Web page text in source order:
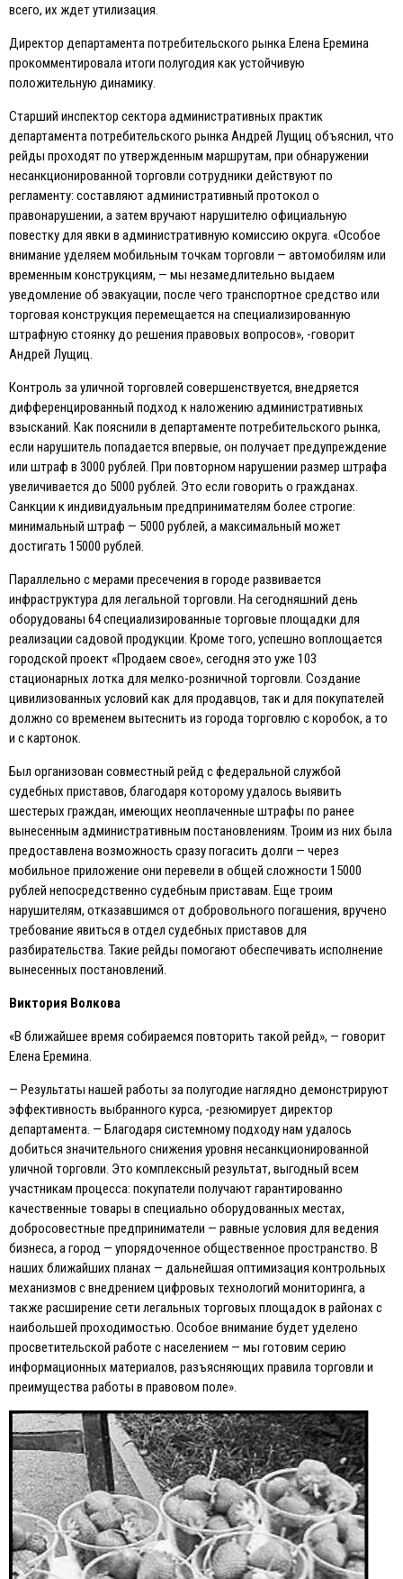
всего, их ждет утилизация.
Директор департамента потребительского рынка Eлена Eремина
прокомментировала итоги полугодия как устойчивую
положительную динамику.
Старший инспектор сектора административных практик
департамента потребительского рынка Андрей Лущиц объяснил, что
рейды проходят по утвержденным маршрутам, при обнаружении
несанкционированной торговли сотрудники действуют по
регламенту: составляют административный протокол о
правонарушении, а затем вручают нарушителю официальную
повестку для явки в административную комиссию округа. «Особое
внимание уделяем мобильным точкам торговли — автомобилям или
временным конструкциям, — мы незамедлительно выдаем
уведомление об эвакуации, после чего транспортное средство или
торговая конструкция перемещается на специализированную
штрафную стоянку до решения правовых вопросов», -говорит
Андрей Лущиц.
Контроль за уличной торговлей совершенствуется, внедряется
дифференцированный подход к наложению административных
взысканий. Как пояснили в департаменте потребительского рынка,
если нарушитель попадается впервые, он получает предупреждение
или штраф в 3000 рублей. При повторном нарушении размер штрафа
увеличивается до 5000 рублей. Это если говорить о гражданах.
Санкции к индивидуальным предпринимателям более строгие:
минимальный штраф — 5000 рублей, а максимальный может
достигать 15000 рублей.
Параллельно с мерами пресечения в городе развивается
инфраструктура для легальной торговли. На сегодняшний день
оборудованы 64 специализированные торговые площадки для
реализации садовой продукции. Кроме того, успешно воплощается
городской проект «Продаем свое», сегодня это уже 103
стационарных лотка для мелко-розничной торговли. Создание
цивилизованных условий как для продавцов, так и для покупателей
должно со временем вытеснить из города торговлю с коробок, а то
и с картонок.
Был организован совместный рейд с федеральной службой
судебных приставов, благодаря которому удалось выявить
шестерых граждан, имеющих неоплаченные штрафы по ранее
вынесенным административным постановлениям. Троим из них была
предоставлена возможность сразу погасить долги — через
мобильное приложение они перевели в общей сложности 15000
рублей непосредственно судебным приставам. Eще троим
нарушителям, отказавшимся от добровольного погашения, вручено
требование явиться в отдел судебных приставов для
разбирательства. Такие рейды помогают обеспечивать исполнение
вынесенных постановлений.
Виктория Волкова
«В ближайшее время собираемся повторить такой рейд», — говорит
Eлена Eремина.
— Результаты нашей работы за полугодие наглядно демонстрируют
эффективность выбранного курса, -резюмирует директор
департамента. — Благодаря системному подходу нам удалось
добиться значительного снижения уровня несанкционированной
уличной торговли. Это комплексный результат, выгодный всем
участникам процесса: покупатели получают гарантированно
качественные товары в специально оборудованных местах,
добросовестные предприниматели — равные условия для ведения
бизнеса, а город — упорядоченное общественное пространство. В
наших ближайших планах — дальнейшая оптимизация контрольных
механизмов с внедрением цифровых технологий мониторинга, а
также расширение сети легальных торговых площадок в районах с
наибольшей проходимостью. Особое внимание будет уделено
просветительской работе с населением — мы готовим серию
информационных материалов, разъясняющих правила торговли и
преимущества работы в правовом поле».